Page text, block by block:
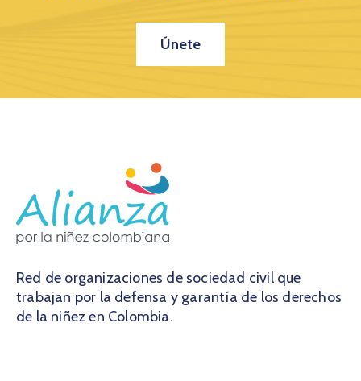
Únete
Red de organizaciones de sociedad civil que
trabajan por la defensa y garantía de los derechos
de la niñez en Colombia.